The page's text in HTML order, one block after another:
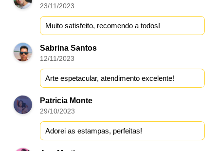
23/11/2023
Muito satisfeito, recomendo a todos!
Sabrina Santos
12/11/2023
Arte espetacular, atendimento excelente!
Patricia Monte
29/10/2023
Adorei as estampas, perfeitas!